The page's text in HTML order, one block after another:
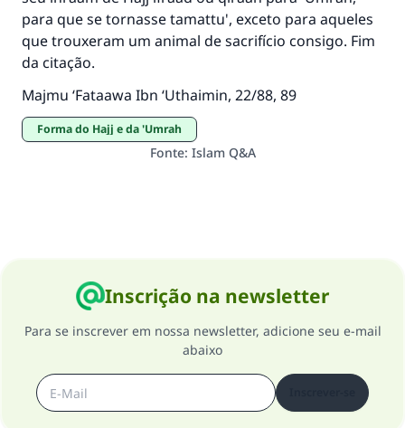
para que se tornasse tamattu', exceto para aqueles
que trouxeram um animal de sacrifício consigo. Fim
da citação.
Majmu ‘Fataawa Ibn ‘Uthaimin, 22/88, 89
Forma do Hajj e da 'Umrah
Fonte: Islam Q&A
Inscrição na newsletter
Para se inscrever em nossa newsletter, adicione seu e-mail
abaixo
"Quem quer que incentive outros a fazer o
que é bom receberá a mesma recompensa
que aqueles que o fazem."
CONTRIBUIR